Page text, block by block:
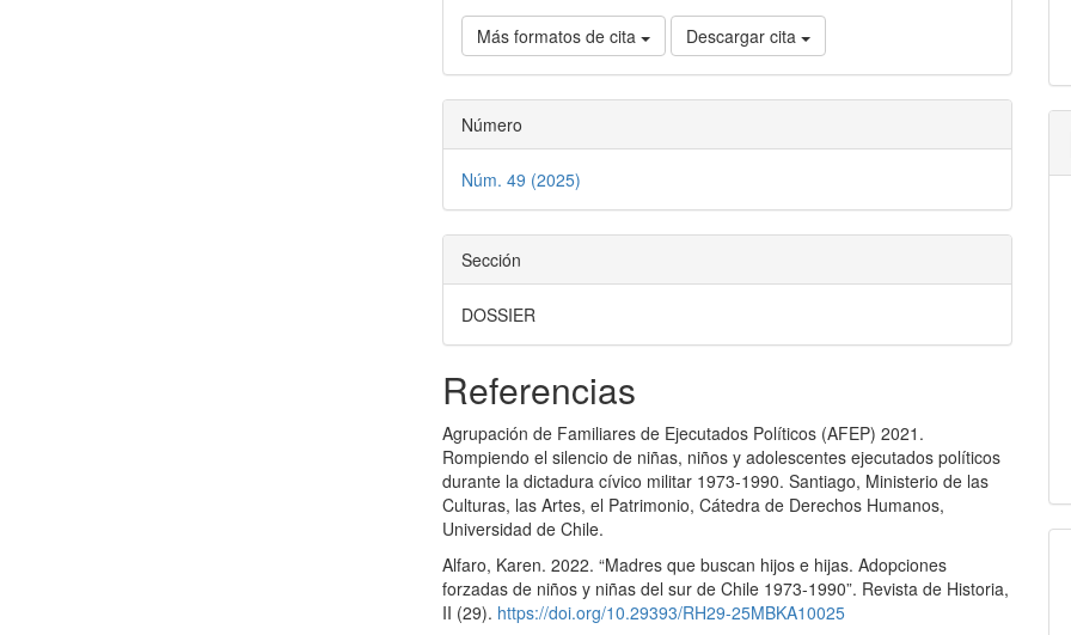
Más formatos de cita Descargar cita
Número
Núm. 49 (2025)
Sección
DOSSIER
Referencias
Agrupación de Familiares de Ejecutados Políticos (AFEP) 2021.
Rompiendo el silencio de niñas, niños y adolescentes ejecutados políticos
durante la dictadura cívico militar 1973-1990. Santiago, Ministerio de las
Culturas, las Artes, el Patrimonio, Cátedra de Derechos Humanos,
Universidad de Chile.
Alfaro, Karen. 2022. “Madres que buscan hijos e hijas. Adopciones
forzadas de niños y niñas del sur de Chile 1973-1990”. Revista de Historia,
II (29). https://doi.org/10.29393/RH29-25MBKA10025